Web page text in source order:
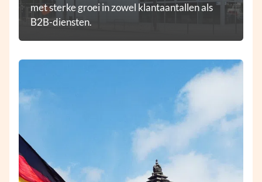
met sterke groei in zowel klantaantallen als
B2B-diensten.